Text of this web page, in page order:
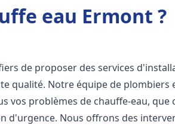
eau Ermont ?
de proposer des services
qualité. Notre équipe de plombiers
vos problèmes de chauffe-eau, que
d'urgence. Nous offrons des